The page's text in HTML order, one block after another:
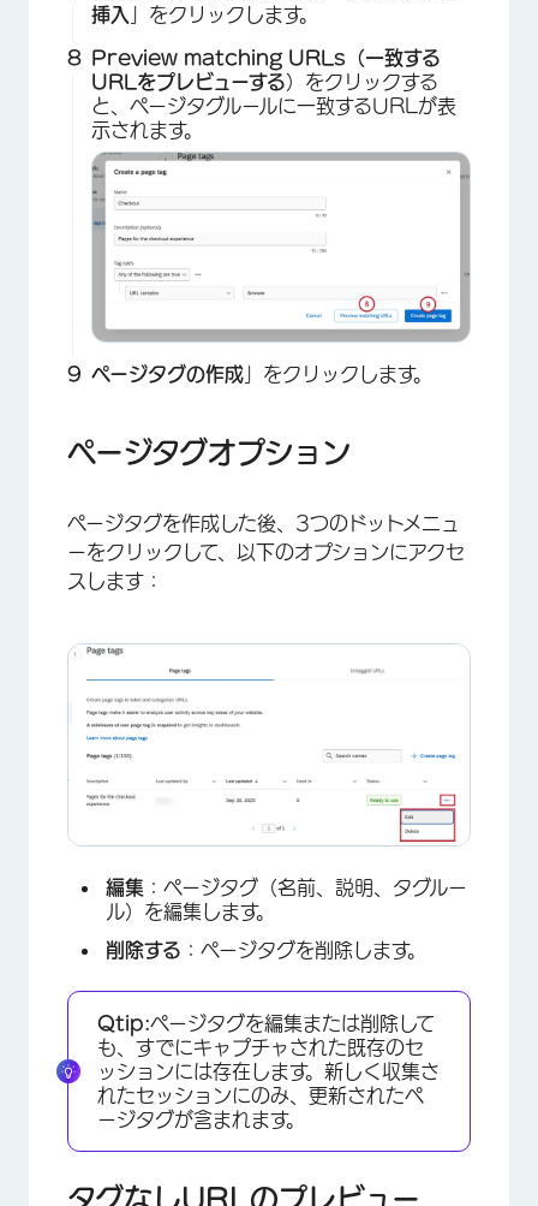
挿入
」をクリックします。
Preview matching URLs（一致する
URLをプレビューする）をクリックする
と、ページタグルールに一致するURLが表
示されます。
ページタグの作成 」をクリックします。
ページタグオプション
ページタグを作成した後、3つのドットメニュ
ーをクリックして、以下のオプションにアクセ
スします：
編集 ：ページタグ（名前、説明、タグルー
ル）を編集します。
削除する ：ページタグを削除します。
Qtip:ページタグを編集または削除して
も、すでにキャプチャされた既存のセ
ッションには存在します。新しく収集さ
れたセッションにのみ、更新されたペ
ージタグが含まれます。
タグなしURLのプレビュー